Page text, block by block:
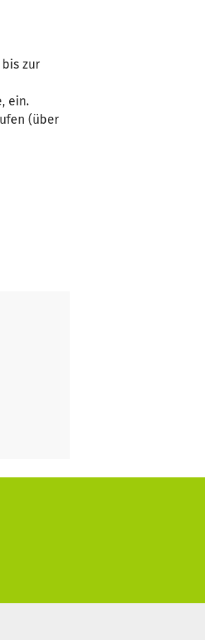
zur
ein.
(über